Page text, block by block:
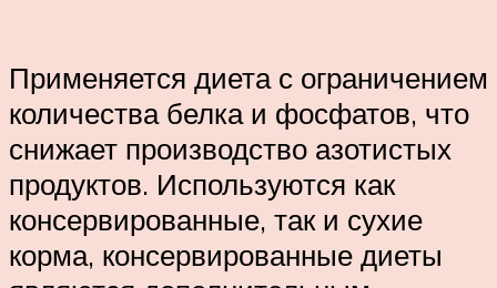
Применяется диета с ограничением
количества белка и фосфатов, что
снижает производство азотистых
продуктов. Используются как
консервированные, так и сухие
корма, консервированные диеты